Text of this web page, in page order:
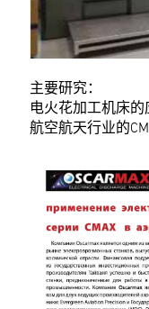
主要研究：
电火花加工机床的
航空航天行业的